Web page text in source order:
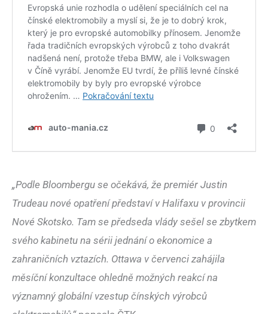
„Podle Bloombergu se očekává, že premiér Justin
Trudeau nové opatření představí v Halifaxu v provincii
Nové Skotsko. Tam se předseda vlády sešel se zbytkem
svého kabinetu na sérii jednání o ekonomice a
zahraničních vztazích. Ottawa v červenci zahájila
měsíční konzultace ohledně možných reakcí na
významný globální vzestup čínských výrobců